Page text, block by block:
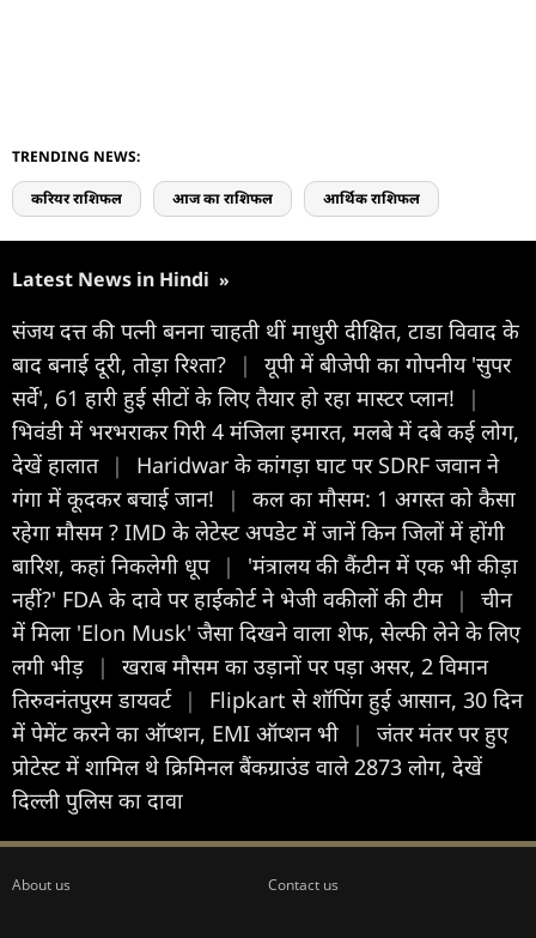
TRENDING NEWS:
करियर राशिफल आज का राशिफल आर्थिक राशिफल
Latest News in Hindi »
संजय दत्त की पत्नी बनना चाहती थीं माधुरी दीक्षित, टाडा विवाद के
बाद बनाई दूरी, तोड़ा रिश्ता?
|
यूपी में बीजेपी का गोपनीय 'सुपर
सर्वे', 61 हारी हुई सीटों के लिए तैयार हो रहा मास्टर प्लान!
|
भिवंडी में भरभराकर गिरी 4 मंजिला इमारत, मलबे में दबे कई लोग,
देखें हालात |
Haridwar के कांगड़ा घाट पर SDRF जवान ने
गंगा में कूदकर बचाई जान!
|
कल का मौसम: 1 अगस्त को कैसा
रहेगा मौसम ? IMD के लेटेस्ट अपडेट में जानें किन जिलों में होंगी
बारिश, कहां निकलेगी धूप |
'मंत्रालय की कैंटीन में एक भी कीड़ा
नहीं?' FDA के दावे पर हाईकोर्ट ने भेजी वकीलों की टीम
|
चीन
में मिला 'Elon Musk' जैसा दिखने वाला शेफ, सेल्फी लेने के लिए
लगी भीड़
|
खराब मौसम का उड़ानों पर पड़ा असर, 2 विमान
तिरुवनंतपुरम डायवर्ट |
Flipkart से शॉपिंग हुई आसान, 30 दिन
में पेमेंट करने का ऑप्शन, EMI ऑप्शन भी
|
जंतर मंतर पर हुए
प्रोटेस्ट में शा‍म‍िल थे क्रि‍म‍िनल बैंकग्राउंड वाले 2873 लोग, देखें
दिल्ली पुलिस का दावा
About us Contact us